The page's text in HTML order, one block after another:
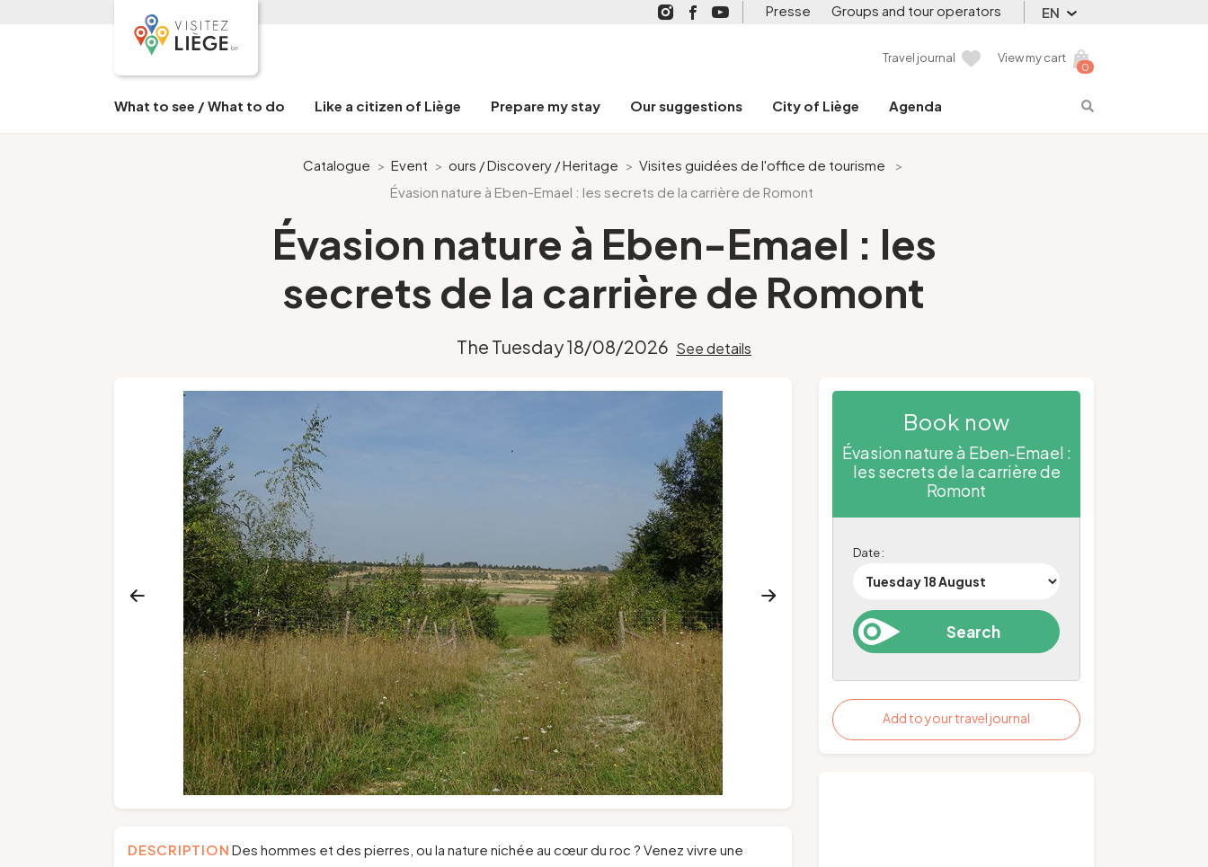
Presse Groups and tour operators EN
Travel journal
0
View my cart
What to see / What to do Like a citizen of Liège Prepare my stay Our suggestions City of Liège Agenda
Catalogue > Event > ours / Discovery / Heritage > Visites guidées de l'office de tourisme
>
Évasion nature à Eben-Emael : les secrets de la carrière de Romont
Évasion nature à Eben-Emael : les
secrets de la carrière de Romont
The Tuesday 18/08/2026 See details
DESCRIPTION Des hommes et des pierres, ou la nature nichée au cœur du roc ? Venez vivre une
Book now
Évasion nature à Eben-Emael :
les secrets de la carrière de
Romont
Date :
Add to your travel journal